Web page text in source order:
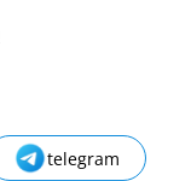
telegram